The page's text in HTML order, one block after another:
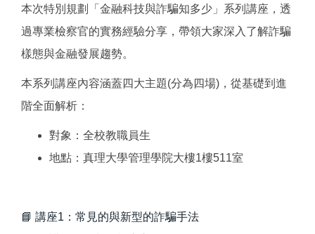
本次特別規劃「金融科技與詐騙知多少」系列講座，透
過專業檢察官的實務經驗分享，帶領大家深入了解詐騙
樣態與金融發展趨勢。
本系列講座內容涵蓋四大主題(分為四場)，從基礎到進
階全面解析：
對象：全校教職員生
地點：真理大學管理學院大樓1樓511室
📘 講座1：常見的與新型的詐騙手法